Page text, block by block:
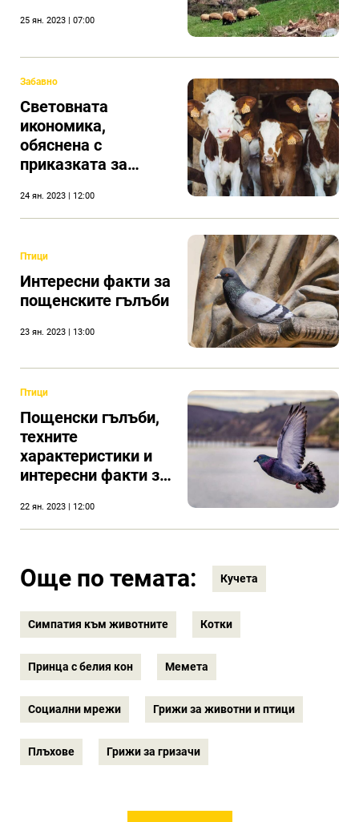
25 ян. 2023 | 07:00
Забавно
Световната
икономика,
обяснена с
приказката за
24 ян. 2023 | 12:00
Птици
Интересни факти за
пощенските гълъби
23 ян. 2023 | 13:00
Птици
Пощенски гълъби,
техните
характеристики и
интересни факти за
22 ян. 2023 | 12:00
Още по темата: Кучета
Симпатия към животните Котки
Принца с белия кон Мемета
Социални мрежи Грижи за животни и птици
Плъхове Грижи за гризачи